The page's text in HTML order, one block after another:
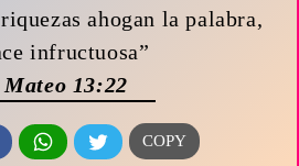
ahogan la palabra,
infructuosa”
13:22